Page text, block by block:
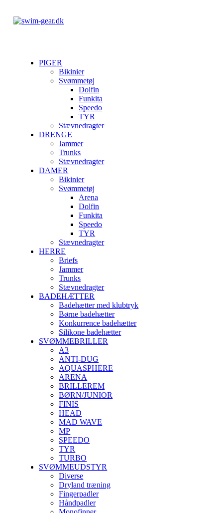
PIGER
Bikinier
Svømmetøj
Dolfin
Funkita
Speedo
TYR
Stævnedragter
DRENGE
Jammer
Trunks
Stævnedragter
DAMER
Bikinier
Svømmetøj
Arena
Dolfin
Funkita
Speedo
TYR
Stævnedragter
HERRE
Briefs
Jammer
Trunks
Stævnedragter
BADEHÆTTER
Badehætter med klubtryk
Børne badehætter
Konkurrence badehætter
Silikone badehætter
SVØMMEBRILLER
A3
ANTI-DUG
AQUASPHERE
ARENA
BRILLEREM
BØRN/JUNIOR
FINIS
HEAD
MAD WAVE
MP
SPEEDO
TYR
TURBO
SVØMMEUDSTYR
Diverse
Dryland træning
Fingerpadler
Håndpadler